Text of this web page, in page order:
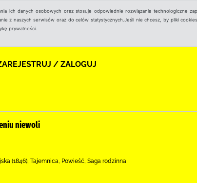
ich danych osobowych oraz stosuje odpowiednie rozwiązania technologiczne
z naszych serwisów oraz do celów statystycznych.Jeśli nie chcesz, by pliki
prywatności.
/ ZALOGUJ
niewoli
(1846), Tajemnica, Powieść, Saga rodzinna